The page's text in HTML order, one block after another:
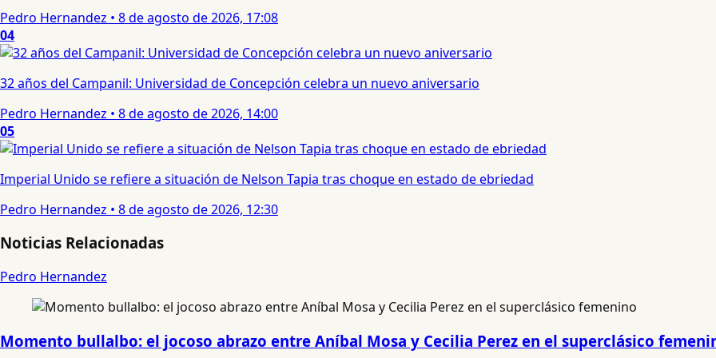
Pedro Hernandez • 8 de agosto de 2026, 17:08
04
32 años del Campanil: Universidad de Concepción celebra un nuevo aniversario
Pedro Hernandez • 8 de agosto de 2026, 14:00
05
Imperial Unido se refiere a situación de Nelson Tapia tras choque en estado de ebriedad
Pedro Hernandez • 8 de agosto de 2026, 12:30
Noticias Relacionadas
Pedro Hernandez
Momento bullalbo: el jocoso abrazo entre Aníbal Mosa y Cecilia Perez en el superclásico